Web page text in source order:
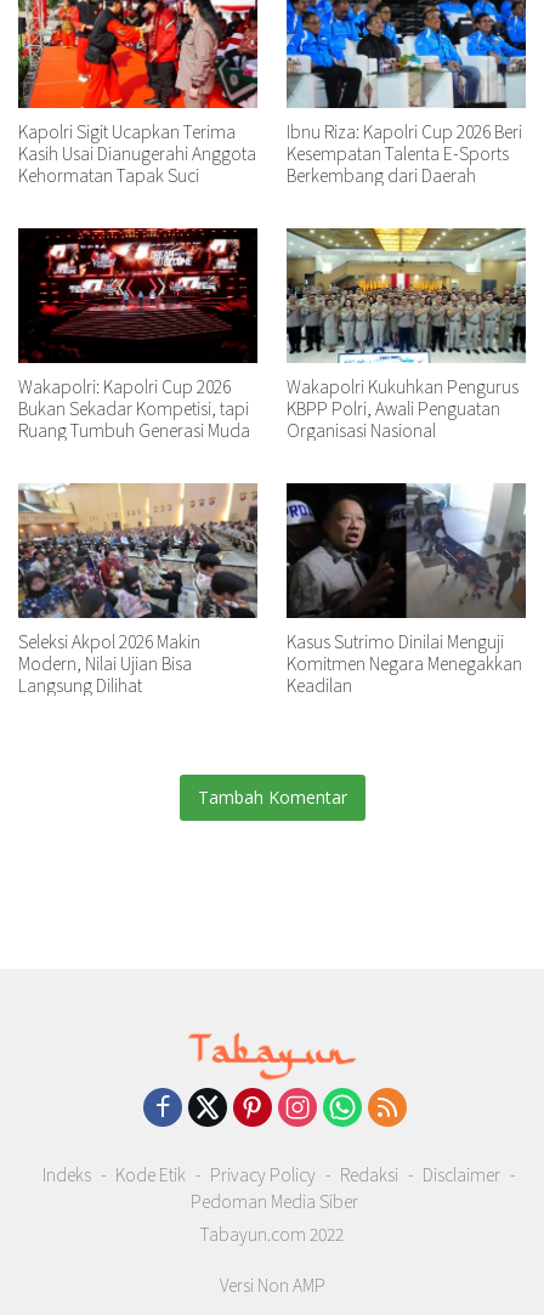
Kapolri Sigit Ucapkan Terima
Kasih Usai Dianugerahi Anggota
Kehormatan Tapak Suci
Ibnu Riza: Kapolri Cup 2026 Beri
Kesempatan Talenta E-Sports
Berkembang dari Daerah
Wakapolri: Kapolri Cup 2026
Bukan Sekadar Kompetisi, tapi
Ruang Tumbuh Generasi Muda
Wakapolri Kukuhkan Pengurus
KBPP Polri, Awali Penguatan
Organisasi Nasional
Seleksi Akpol 2026 Makin
Modern, Nilai Ujian Bisa
Langsung Dilihat
Kasus Sutrimo Dinilai Menguji
Komitmen Negara Menegakkan
Keadilan
Tambah Komentar
Indeks Kode Etik Privacy Policy Redaksi
Disclaimer
Pedoman Media Siber
Tabayun.com 2022
Versi Non AMP